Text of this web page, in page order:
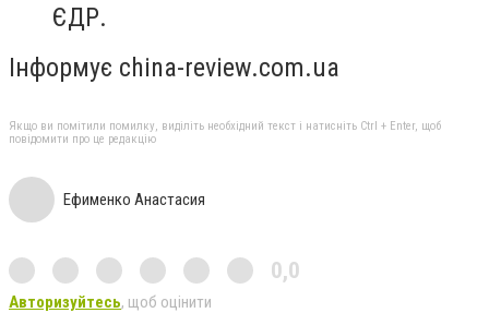
ЄДР.
Інформує china-review.com.ua
Якщо ви помітили помилку, виділіть необхідний текст і натисніть Ctrl + Enter, щоб
повідомити про це редакцію
Ефименко Анастасия
0,0
Авторизуйтесь, щоб оцінити